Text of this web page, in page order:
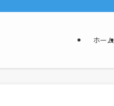
ホーム